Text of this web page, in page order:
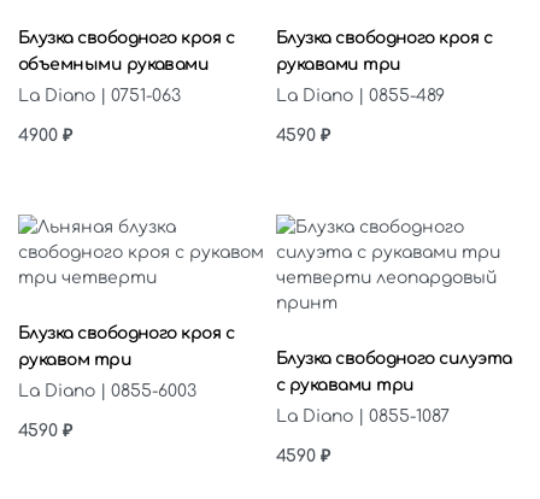
Блузка свободного кроя с
объемными рукавами
La Diano | 0751-063
4900 ₽
Блузка свободного кроя с
рукавами три
La Diano | 0855-489
4590 ₽
Блузка свободного кроя с
рукавом три
La Diano | 0855-6003
4590 ₽
Блузка свободного силуэта
с рукавами три
La Diano | 0855-1087
4590 ₽